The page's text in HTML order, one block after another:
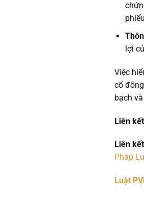
lợi
Việc
cổ
bạch
Liên
Liên
Pháp
Luật